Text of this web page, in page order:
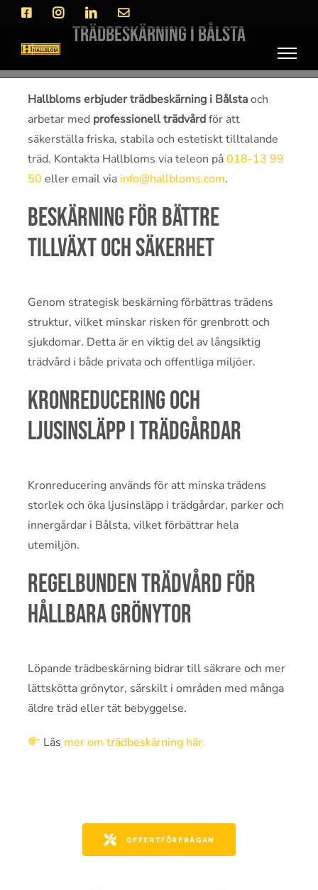
Fortsätt
innehållet
FacebookInstagramLinkedIn
E-
post
Trädbeskärning i Bålsta
Hallbloms erbjuder trädbeskärning i Bålstaoch
arbetar med professionell trädvårdför att
säkerställa friska, stabila och estetiskt tilltalande
träd. Kontakta Hallbloms via teleon på018-13 99
50 eller email via info@hallbloms.com.
Beskärning för bättre
tillväxt och säkerhet
Genom strategisk beskärning förbättras trädens
struktur, vilket minskar risken för grenbrott och
sjukdomar. Detta är en viktig del av långsiktig
trädvård i både privata och offentliga miljöer.
Kronreducering och
ljusinsläpp i trädgårdar
Kronreducering används för att minska trädens
storlek och öka ljusinsläpp i trädgårdar, parker och
innergårdar i Bålsta, vilket förbättrar hela
utemiljön.
Regelbunden trädvård för
hållbara grönytor
Löpande trädbeskärning bidrar till säkrare och mer
lättskötta grönytor, särskilt i områden med många
äldre träd eller tät bebyggelse.
Läs mer om trädbeskärning här.
OFFERTFÖRFRÅGAN